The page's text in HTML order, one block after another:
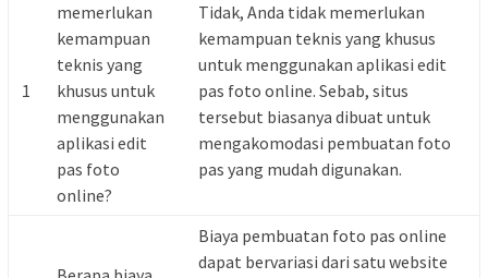
1
memerlukan
kemampuan
teknis yang
khusus untuk
menggunakan
aplikasi edit
pas foto
online?
Tidak, Anda tidak memerlukan
kemampuan teknis yang khusus
untuk menggunakan aplikasi edit
pas foto online. Sebab, situs
tersebut biasanya dibuat untuk
mengakomodasi pembuatan foto
pas yang mudah digunakan.
Biaya pembuatan foto pas online
dapat bervariasi dari satu website